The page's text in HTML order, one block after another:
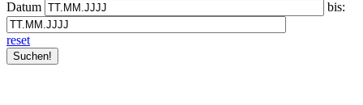
Datum
bis:
reset